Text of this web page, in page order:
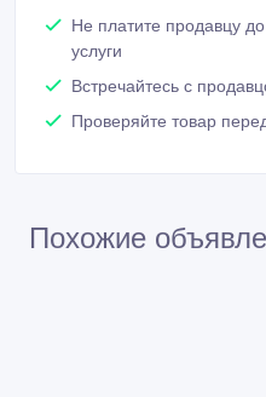
Не платите продавцу
услуги
Встречайтесь с
Проверяйте товар
Похожие